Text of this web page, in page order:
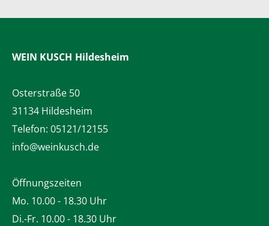
WEIN KUSCH Hildesheim
Osterstraße 50
31134 Hildesheim
Telefon: 05121/12155
info@weinkusch.de
Öffnungszeiten
Mo. 10.00 - 18.30 Uhr
Di.-Fr. 10.00 - 18.30 Uhr